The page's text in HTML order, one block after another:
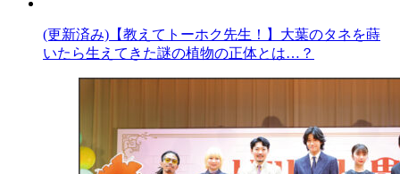
(更新済み)【教えてトーホク先生！】大葉のタネを蒔
いたら生えてきた謎の植物の正体とは…？